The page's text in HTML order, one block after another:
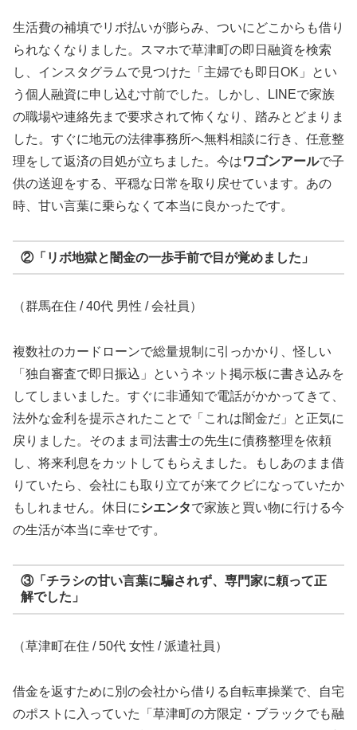
生活費の補填でリボ払いが膨らみ、ついにどこからも借り
られなくなりました。スマホで草津町の即日融資を検索
し、インスタグラムで見つけた「主婦でも即日OK」とい
う個人融資に申し込む寸前でした。しかし、LINEで家族
の職場や連絡先まで要求されて怖くなり、踏みとどまりま
した。すぐに地元の法律事務所へ無料相談に行き、任意整
理をして返済の目処が立ちました。今はワゴンアールで子
供の送迎をする、平穏な日常を取り戻せています。あの
時、甘い言葉に乗らなくて本当に良かったです。
②「リボ地獄と闇金の一歩手前で目が覚めました」
（群馬在住 / 40代 男性 / 会社員）
複数社のカードローンで総量規制に引っかかり、怪しい
「独自審査で即日振込」というネット掲示板に書き込みを
してしまいました。すぐに非通知で電話がかかってきて、
法外な金利を提示されたことで「これは闇金だ」と正気に
戻りました。そのまま司法書士の先生に債務整理を依頼
し、将来利息をカットしてもらえました。もしあのまま借
りていたら、会社にも取り立てが来てクビになっていたか
もしれません。休日にシエンタで家族と買い物に行ける今
の生活が本当に幸せです。
③「チラシの甘い言葉に騙されず、専門家に頼って正
解でした」
（草津町在住 / 50代 女性 / 派遣社員）
借金を返すために別の会社から借りる自転車操業で、自宅
のポストに入っていた「草津町の方限定・ブラックでも融